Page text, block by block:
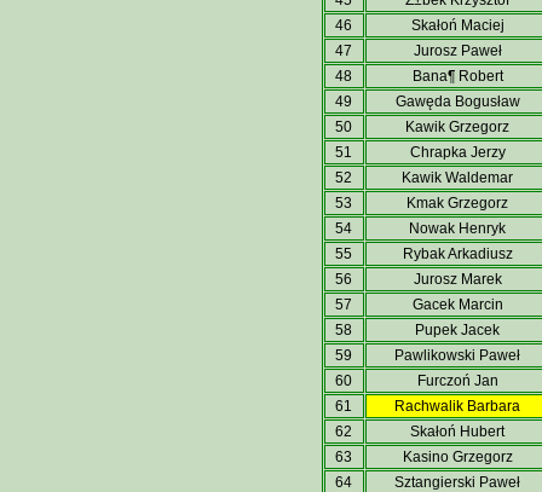
46
Skałoń Maciej
47
Jurosz Paweł
48
Bana¶ Robert
49
Gawęda Bogusław
50
Kawik Grzegorz
51
Chrapka Jerzy
52
Kawik Waldemar
53
Kmak Grzegorz
54
Nowak Henryk
55
Rybak Arkadiusz
56
Jurosz Marek
57
Gacek Marcin
58
Pupek Jacek
59
Pawlikowski Paweł
60
Furczoń Jan
61
Rachwalik Barbara
62
Skałoń Hubert
63
Kasino Grzegorz
64
Sztangierski Paweł